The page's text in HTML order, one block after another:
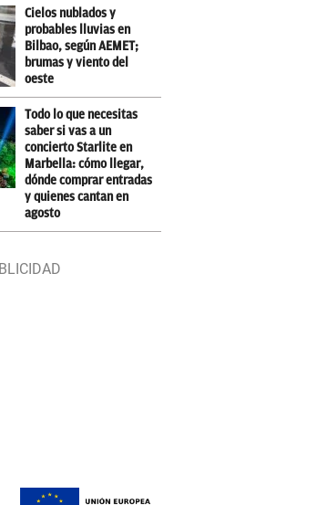
Cielos nublados y
probables lluvias en
Bilbao, según AEMET;
brumas y viento del
oeste
Todo lo que necesitas
saber si vas a un
concierto Starlite en
Marbella: cómo llegar,
dónde comprar entradas
y quienes cantan en
agosto